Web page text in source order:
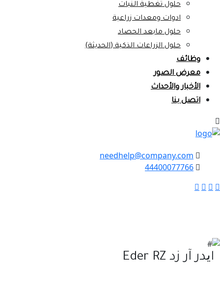
حلول تغطية النبات
ادوات ومعدات زراعية
حلول مابعد الحصاد
حلول الزراعات الذكية (الحديثة)
وظائف
معرض الصور
الأخبار والأحداث
اتصل بنا
needhelp@company.com
44400077766
ایدر آر زد Eder RZ